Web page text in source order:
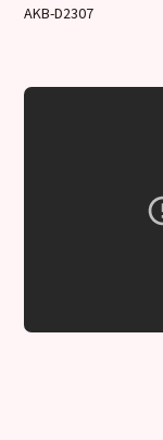
AKB-D2307